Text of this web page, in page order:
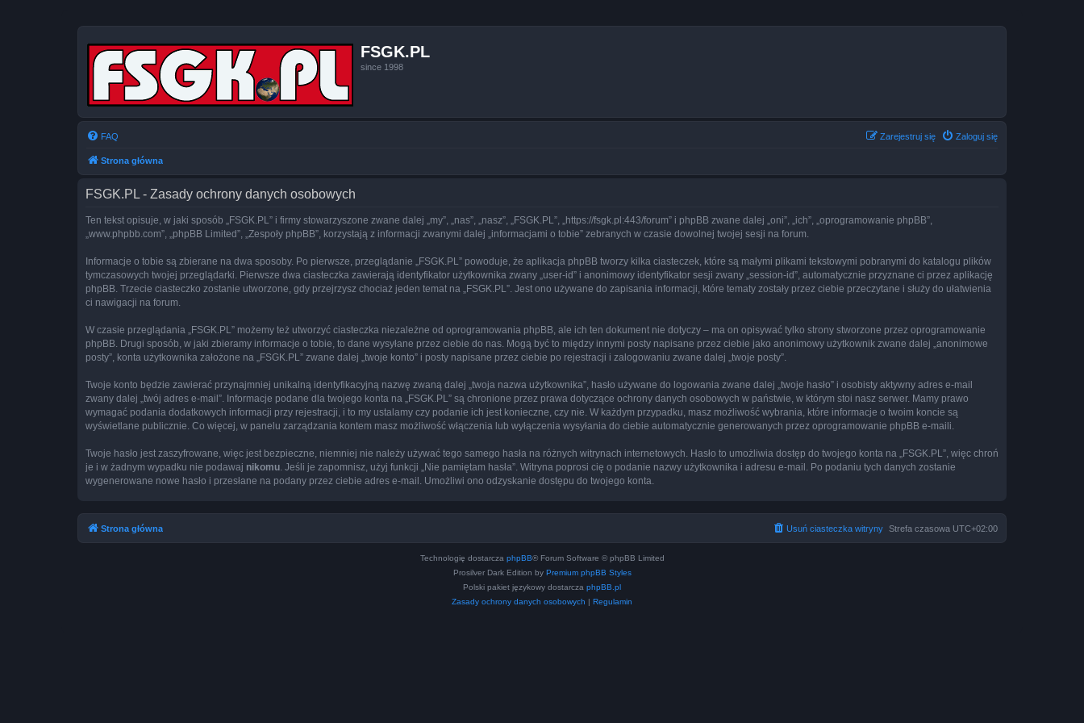
FSGK.PL
since 1998
FAQ Zaloguj się
Zarejestruj się
Strona główna
FSGK.PL - Zasady ochrony danych osobowych
Ten tekst opisuje, w jaki sposób „FSGK.PL” i firmy stowarzyszone zwane dalej „my”, „nas”, „nasz”, „FSGK.PL”, „https://fsgk.pl:443/forum” i phpBB zwane dalej „oni”, „ich”, „oprogramowanie phpBB”,
„www.phpbb.com”, „phpBB Limited”, „Zespoły phpBB”, korzystają z informacji zwanymi dalej „informacjami o tobie” zebranych w czasie dowolnej twojej sesji na forum.
Informacje o tobie są zbierane na dwa sposoby. Po pierwsze, przeglądanie „FSGK.PL” powoduje, że aplikacja phpBB tworzy kilka ciasteczek, które są małymi plikami tekstowymi pobranymi do katalogu plików
tymczasowych twojej przeglądarki. Pierwsze dwa ciasteczka zawierają identyfikator użytkownika zwany „user-id” i anonimowy identyfikator sesji zwany „session-id”, automatycznie przyznane ci przez aplikację
phpBB. Trzecie ciasteczko zostanie utworzone, gdy przejrzysz chociaż jeden temat na „FSGK.PL”. Jest ono używane do zapisania informacji, które tematy zostały przez ciebie przeczytane i służy do ułatwienia
ci nawigacji na forum.
W czasie przeglądania „FSGK.PL” możemy też utworzyć ciasteczka niezależne od oprogramowania phpBB, ale ich ten dokument nie dotyczy – ma on opisywać tylko strony stworzone przez oprogramowanie
phpBB. Drugi sposób, w jaki zbieramy informacje o tobie, to dane wysyłane przez ciebie do nas. Mogą być to między innymi posty napisane przez ciebie jako anonimowy użytkownik zwane dalej „anonimowe
posty”, konta użytkownika założone na „FSGK.PL” zwane dalej „twoje konto” i posty napisane przez ciebie po rejestracji i zalogowaniu zwane dalej „twoje posty”.
Twoje konto będzie zawierać przynajmniej unikalną identyfikacyjną nazwę zwaną dalej „twoja nazwa użytkownika”, hasło używane do logowania zwane dalej „twoje hasło” i osobisty aktywny adres e-mail
zwany dalej „twój adres e-mail”. Informacje podane dla twojego konta na „FSGK.PL” są chronione przez prawa dotyczące ochrony danych osobowych w państwie, w którym stoi nasz serwer. Mamy prawo
wymagać podania dodatkowych informacji przy rejestracji, i to my ustalamy czy podanie ich jest konieczne, czy nie. W każdym przypadku, masz możliwość wybrania, które informacje o twoim koncie są
wyświetlane publicznie. Co więcej, w panelu zarządzania kontem masz możliwość włączenia lub wyłączenia wysyłania do ciebie automatycznie generowanych przez oprogramowanie phpBB e-maili.
Twoje hasło jest zaszyfrowane, więc jest bezpieczne, niemniej nie należy używać tego samego hasła na różnych witrynach internetowych. Hasło to umożliwia dostęp do twojego konta na „FSGK.PL”, więc chroń
je i w żadnym wypadku nie podawaj nikomu. Jeśli je zapomnisz, użyj funkcji „Nie pamiętam hasła”. Witryna poprosi cię o podanie nazwy użytkownika i adresu e-mail. Po podaniu tych danych zostanie
wygenerowane nowe hasło i przesłane na podany przez ciebie adres e-mail. Umożliwi ono odzyskanie dostępu do twojego konta.
Strona główna Strefa czasowa UTC+02:00
Usuń ciasteczka witryny
Technologię dostarcza phpBB® Forum Software © phpBB Limited
Prosilver Dark Edition by Premium phpBB Styles
Polski pakiet językowy dostarcza phpBB.pl
Zasady ochrony danych osobowych | Regulamin